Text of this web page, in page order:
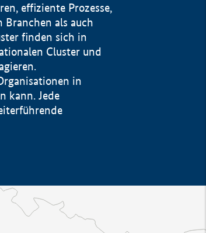
effiziente Prozesse,
als auch
finden sich in
Cluster und
in
kann. Jede